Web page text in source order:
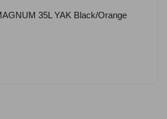
35L YAK Black/orange